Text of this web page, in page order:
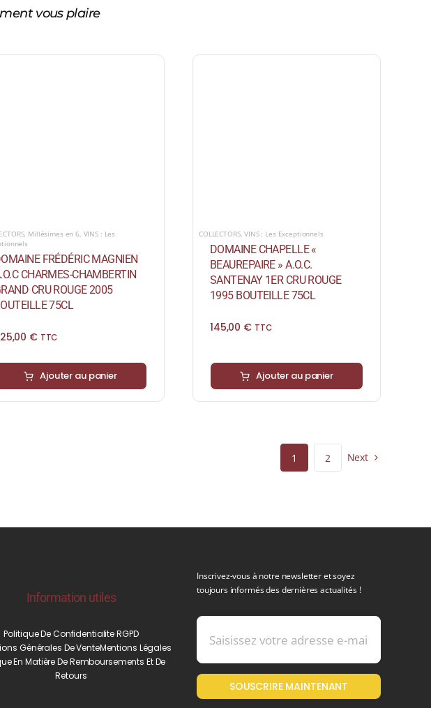
vous plaire
, Millésimes en 6, VINS : Les
FRÉDÉRIC MAGNIEN
CHARMES-CHAMBERTIN
CRU ROUGE 2005
75CL
€ TTC
Ajouter au panier
COLLECTORS,VINS : Les Exceptionnels
DOMAINE CHAPELLE «
BEAUREPAIRE » A.O.C.
SANTENAY 1ER CRU ROUGE
1995 BOUTEILLE 75CL
145,00 € TTC
Ajouter au panier
1 2 Next
Information utiles
Politique De Confidentialite RGPD
Générales De VenteMentions Légales
En Matière De Remboursements Et De
Retours
Inscrivez-vous à notre newsletter et soyez
toujours informés des dernières actualités !
SOUSCRIRE MAINTENANT